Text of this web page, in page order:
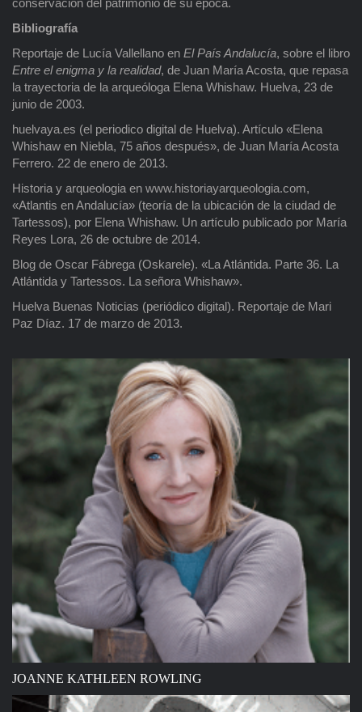
conservación del patrimonio de su época.
Bibliografía
Reportaje de Lucía Vallellano en El País Andalucía, sobre el libro
Entre el enigma y la realidad, de Juan María Acosta, que repasa
la trayectoria de la arqueóloga Elena Whishaw. Huelva, 23 de
junio de 2003.
huelvaya.es (el periodico digital de Huelva). Artículo «Elena
Whishaw en Niebla, 75 años después», de Juan María Acosta
Ferrero. 22 de enero de 2013.
Historia y arqueologia en www.historiayarqueologia.com,
«Atlantis en Andalucía» (teoría de la ubicación de la ciudad de
Tartessos), por Elena Whishaw. Un artículo publicado por María
Reyes Lora, 26 de octubre de 2014.
Blog de Oscar Fábrega (Oskarele). «La Atlántida. Parte 36. La
Atlántida y Tartessos. La señora Whishaw».
Huelva Buenas Noticias (periódico digital). Reportaje de Mari
Paz Díaz. 17 de marzo de 2013.
JOANNE KATHLEEN ROWLING